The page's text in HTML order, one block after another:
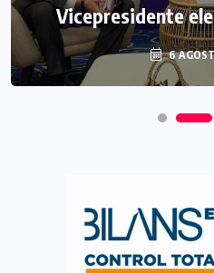
Vicepresidente
6